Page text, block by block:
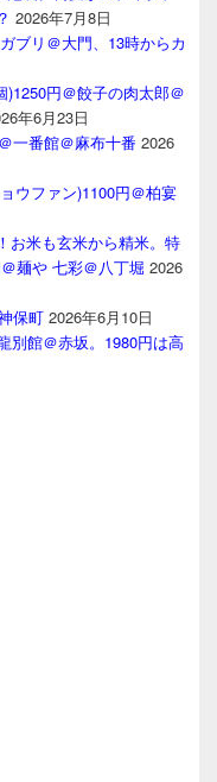
2026年7月8日
ブリ＠大門、13時からカ
円＠餃子の肉太郎＠
年6月23日
一番館＠麻布十番 2026
ウファン)1100円＠柏宴
お米も玄米から精米。特
麺や 七彩＠八丁堀 2026
保町 2026年6月10日
別館＠赤坂。1980円は高